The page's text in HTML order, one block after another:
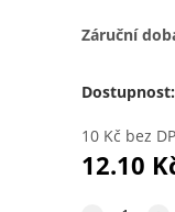
Záruční
Dostupnost:
10Kč bez
12.10